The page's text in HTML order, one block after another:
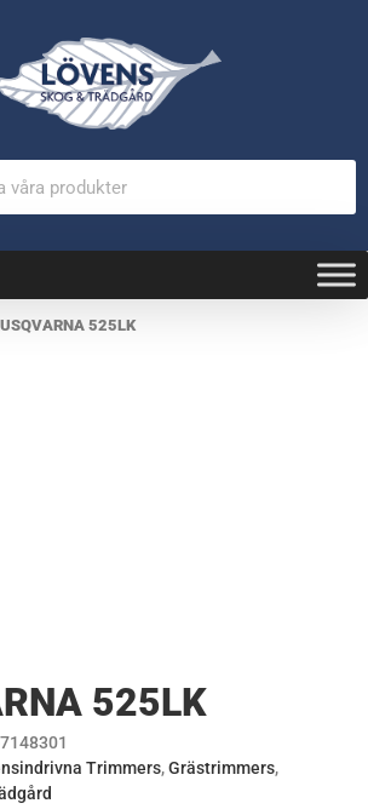
525LK
525LK
Trimmers,Grästrimmers,